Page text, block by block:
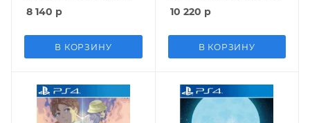
(Day One Edition) (PS4)
8 140 р
В КОРЗИНУ
(Special Edition) Русская
Версия (PS4)
10 220 р
В КОРЗИНУ